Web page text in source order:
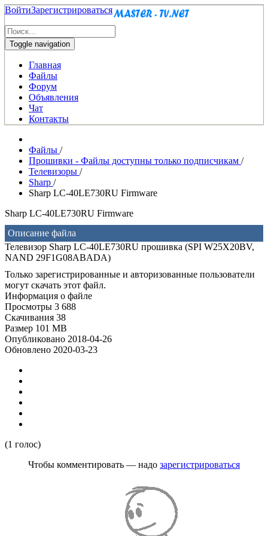
ВойтиЗарегистрироваться
Toggle navigation
Главная
Файлы
Форум
Объявления
Чат
Контакты
Файлы /
Прошивки - Файлы доступны только подписчикам /
Телевизоры /
Sharp /
Sharp LC-40LE730RU Firmware
Sharp LC-40LE730RU Firmware
Описание файла
Телевизор Sharp LC-40LE730RU прошивка (SPI W25X20BV,
NAND 29F1G08ABADA)
Только зарегистрированные и авторизованные пользователи
могут скачать этот файл.
Информация о файле
Просмотры 3 688
Скачивания 38
Размер 101 MB
Опубликовано 2018-04-26
Обновлено 2020-03-23
(1 голос)
Чтобы комментировать — надо зарегистрироваться